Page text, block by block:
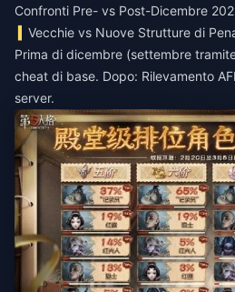
Confronti Pre- vs Post-Dicembre
Vecchie vs Nuove Strutture di
Prima di dicembre (settembre
cheat di base. Dopo: Rilevamento
server.